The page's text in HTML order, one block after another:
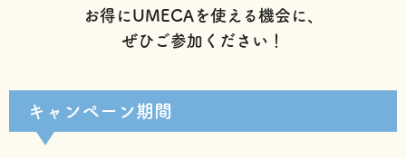
お得にUMECAを使える機会に、
ぜひご参加ください！
キャンペーン期間